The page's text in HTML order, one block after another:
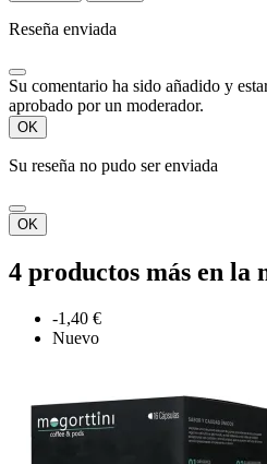
Reseña enviada
Su comentario ha sido añadido y
aprobado por un moderador.
OK
Su reseña no pudo ser enviada
OK
4 productos más en la
-1,40 €
Nuevo